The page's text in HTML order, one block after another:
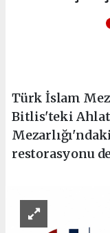
Türk İslam
Bitlis'teki
restorasyonu